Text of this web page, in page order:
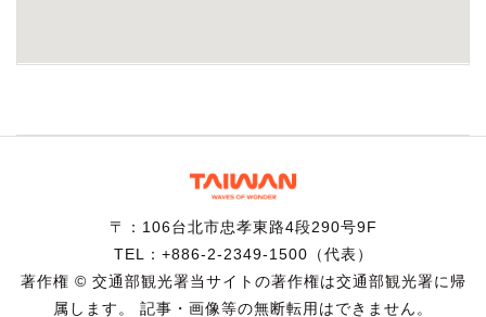
〒：106台北市忠孝東路4段290号9F
TEL：+886-2-2349-1500（代表）
著作権 © 交通部観光署当サイトの著作権は交通部観光署に帰
属します。 記事・画像等の無断転用はできません。